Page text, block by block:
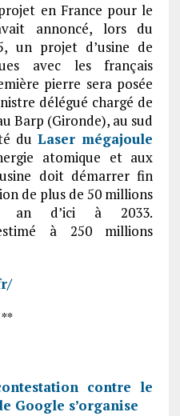
en France pour le
annoncé, lors du
un projet d’usine de
avec les français
pierre sera posée
délégué chargé de
Barp (Gironde), au sud
duLaser mégajoule
atomique et aux
doit démarrer fin
de plus de 50 millions
an d’ici à 2033.
à 250 millions
contre le
Google s’organise